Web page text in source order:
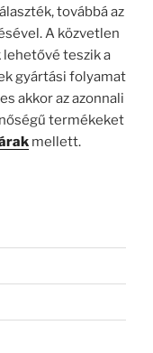
továbbá az
A közvetlen
teszik a
gyártási folyamat
akkor az azonnali
termékeket
mellett.